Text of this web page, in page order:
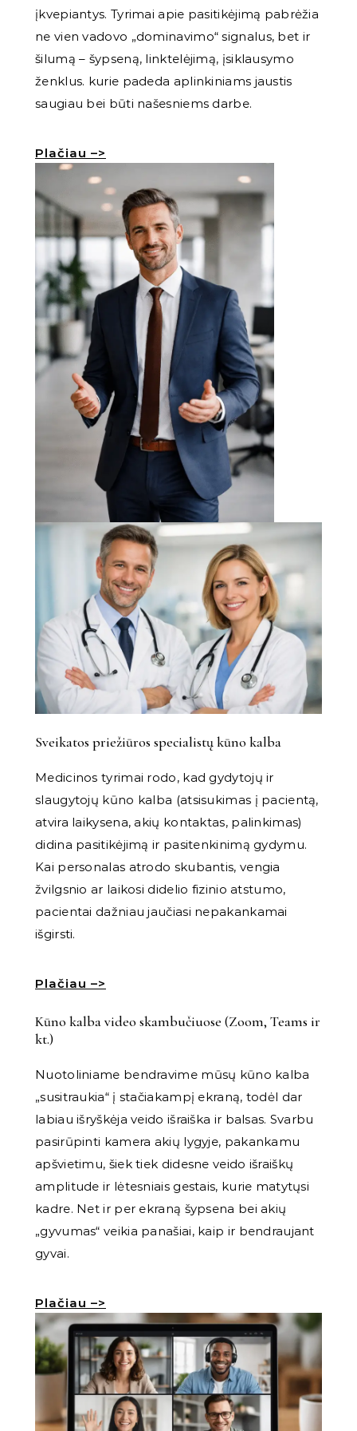
įkvepiantys. Tyrimai apie pasitikėjimą pabrėžia
ne vien vadovo „dominavimo“ signalus, bet ir
šilumą – šypseną, linktelėjimą, įsiklausymo
ženklus. kurie padeda aplinkiniams jaustis
saugiau bei būti našesniems darbe.
Plačiau –>
Sveikatos priežiūros specialistų kūno kalba
Medicinos tyrimai rodo, kad gydytojų ir
slaugytojų kūno kalba (atsisukimas į pacientą,
atvira laikysena, akių kontaktas, palinkimas)
didina pasitikėjimą ir pasitenkinimą gydymu.
Kai personalas atrodo skubantis, vengia
žvilgsnio ar laikosi didelio fizinio atstumo,
pacientai dažniau jaučiasi nepakankamai
išgirsti.
Plačiau –>
Kūno kalba video skambučiuose (Zoom, Teams ir
kt.)
Nuotoliniame bendravime mūsų kūno kalba
„susitraukia“ į stačiakampį ekraną, todėl dar
labiau išryškėja veido išraiška ir balsas. Svarbu
pasirūpinti kamera akių lygyje, pakankamu
apšvietimu, šiek tiek didesne veido išraiškų
amplitude ir lėtesniais gestais, kurie matytųsi
kadre. Net ir per ekraną šypsena bei akių
„gyvumas“ veikia panašiai, kaip ir bendraujant
gyvai.
Plačiau –>